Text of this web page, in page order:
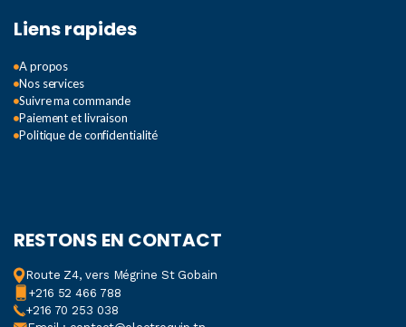
Liens rapides
A propos
Nos services
Suivre ma commande
Paiement et livraison
Politique de confidentialité
RESTONS EN CONTACT
Route Z4, vers Mégrine St Gobain
+216 52 466 788
+216 70 253 038